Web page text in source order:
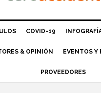
COVID-19
& OPINIÓN EVENTOS Y
PROVEEDORES